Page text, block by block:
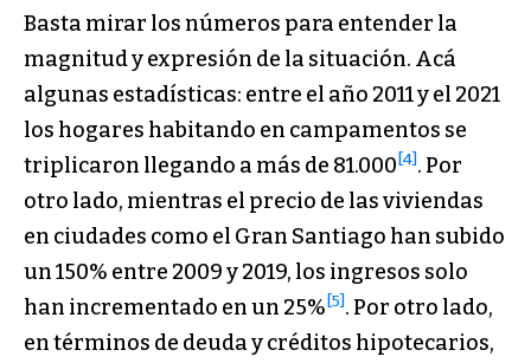
Basta mirar los números para entender la
magnitud y expresión de la situación. Acá
algunas estadísticas: entre el año 2011 y el 2021
los hogares habitando en campamentos se
triplicaron llegando a más de 81.000 [4]. Por
otro lado, mientras el precio de las viviendas
en ciudades como el Gran Santiago han subido
un 150% entre 2009 y 2019, los ingresos solo
han incrementado en un 25% [5]. Por otro lado,
en términos de deuda y créditos hipotecarios,